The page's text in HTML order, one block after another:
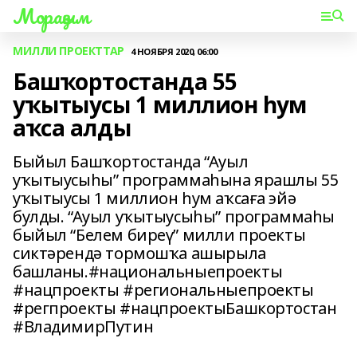
Мораҙым
МИЛЛИ ПРОЕКТТАР 4 НОЯБРЯ 2020, 06:00
Башҡортостанда 55
уҡытыусы 1 миллион һум
аҡса алды
Быйыл Башҡортостанда “Ауыл
уҡытыусыһы” программаһына ярашлы 55
уҡытыусы 1 миллион һум аҡсаға эйә
булды. “Ауыл уҡытыусыһы” программаһы
быйыл “Белем биреү” милли проекты
сиктәрендә тормошҡа ашырыла
башланы.#национальныепроекты
#нацпроекты #региональныепроекты
#регпроекты #нацпроектыБашкортостан
#ВладимирПутин